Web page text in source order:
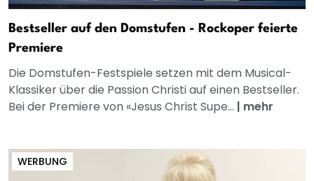
Bestseller auf den Domstufen - Rockoper feierte
Premiere
Die Domstufen-Festspiele setzen mit dem Musical-
Klassiker über die Passion Christi auf einen Bestseller.
Bei der Premiere von «Jesus Christ Supe... | mehr
WERBUNG